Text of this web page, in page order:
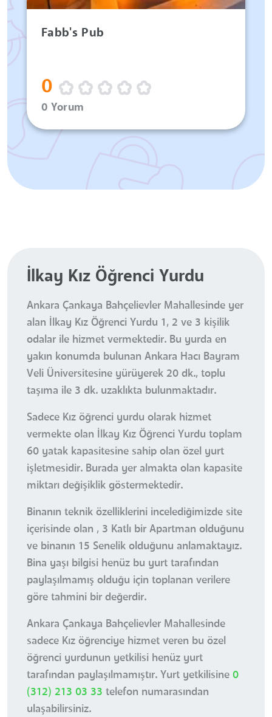
Fabb's Pub
0
0 Yorum
İlkay Kız Öğrenci Yurdu
Ankara Çankaya Bahçelievler Mahallesinde yer
alan İlkay Kız Öğrenci Yurdu 1, 2 ve 3 kişilik
odalar ile hizmet vermektedir. Bu yurda en
yakın konumda bulunan Ankara Hacı Bayram
Veli Üniversitesine yürüyerek 20 dk., toplu
taşıma ile 3 dk. uzaklıkta bulunmaktadır.
Sadece Kız öğrenci yurdu olarak hizmet
vermekte olan İlkay Kız Öğrenci Yurdu toplam
60 yatak kapasitesine sahip olan özel yurt
işletmesidir. Burada yer almakta olan kapasite
miktarı değişiklik göstermektedir.
Binanın teknik özelliklerini incelediğimizde site
içerisinde olan , 3 Katlı bir Apartman olduğunu
ve binanın 15 Senelik olduğunu anlamaktayız.
Bina yaşı bilgisi henüz bu yurt tarafından
paylaşılmamış olduğu için toplanan verilere
göre tahmini bir değerdir.
Ankara Çankaya Bahçelievler Mahallesinde
sadece Kız öğrenciye hizmet veren bu özel
öğrenci yurdunun yetkilisi henüz yurt
tarafından paylaşılmamıştır. Yurt yetkilisine 0
(312) 213 03 33 telefon numarasından
ulaşabilirsiniz.